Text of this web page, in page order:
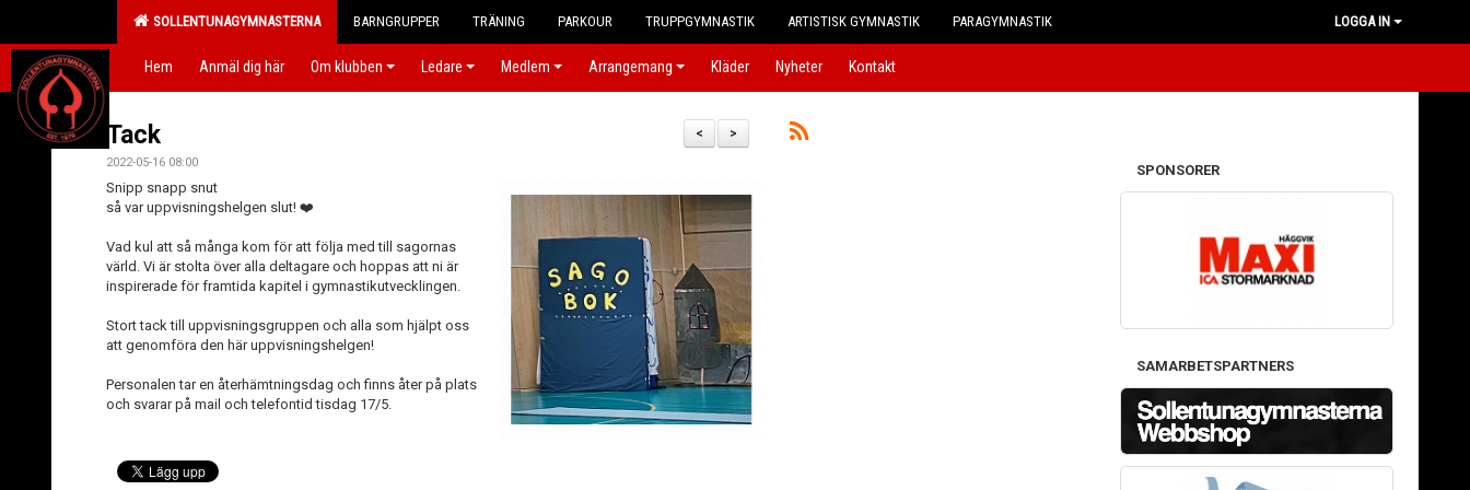
SOLLENTUNAGYMNASTERNA BARNGRUPPER TRÄNING PARKOUR TRUPPGYMNASTIK ARTISTISK GYMNASTIK PARAGYMNASTIK LOGGA IN
Hem Anmäl dig här Om klubben Ledare Medlem Arrangemang Kläder Nyheter Kontakt
>
<
Tack
2022-05-16 08:00
Snipp snapp snut
så var uppvisningshelgen slut! ❤️
Vad kul att så många kom för att följa med till sagornas
värld. Vi är stolta över alla deltagare och hoppas att ni är
inspirerade för framtida kapitel i gymnastikutvecklingen.
Stort tack till uppvisningsgruppen och alla som hjälpt oss
att genomföra den här uppvisningshelgen!
Personalen tar en återhämtningsdag och finns åter på plats
och svarar på mail och telefontid tisdag 17/5.
SPONSORER
SAMARBETSPARTNERS